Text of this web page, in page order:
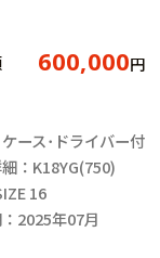
600,000円
ース･ドライバー付
：K18YG(750)
16
2025年07月